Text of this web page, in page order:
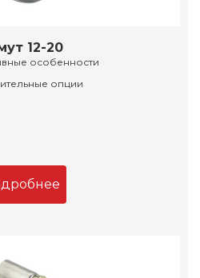
12-20
особенности
опции